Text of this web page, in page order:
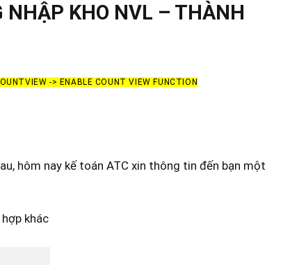
NHẬP KHO NVL – THÀNH
-> ENABLE COUNT VIEW FUNCTION
hôm nay kế toán ATC xin thông tin đến bạn một